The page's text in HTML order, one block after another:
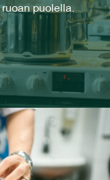
puolella.